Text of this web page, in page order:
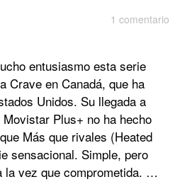
1 comentario
entusiasmo esta serie
Crave en Canadá, que ha
Unidos. Su llegada a
Plus+ no ha hecho
Más que rivales (Heated
sensacional. Simple, pero
la vez que comprometida. …